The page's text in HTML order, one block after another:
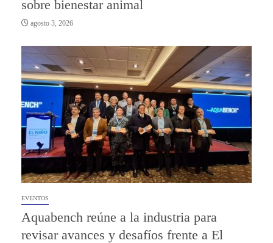
sobre bienestar animal
agosto 3, 2026
EVENTOS
Aquabench reúne a la industria para
revisar avances y desafíos frente a El